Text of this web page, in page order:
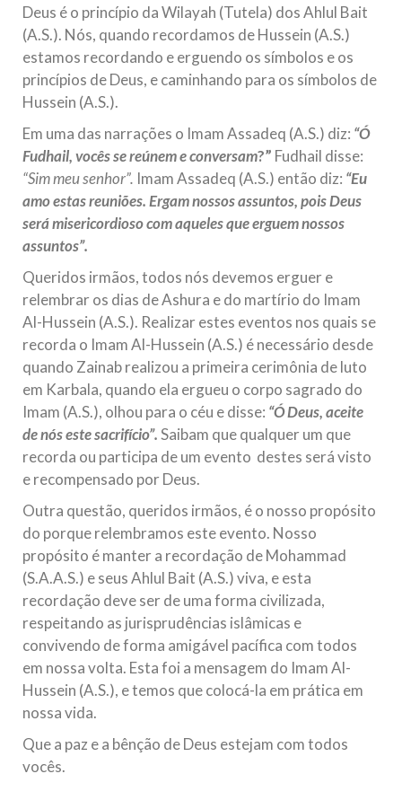
Deus é o princípio da Wilayah (Tutela) dos Ahlul Bait
(A.S.). Nós, quando recordamos de Hussein (A.S.)
estamos recordando e erguendo os símbolos e os
princípios de Deus, e caminhando para os símbolos de
Hussein (A.S.).
Em uma das narrações o Imam Assadeq (A.S.) diz: “Ó
Fudhail, vocês se reúnem e conversam?” Fudhail disse:
“Sim meu senhor”. Imam Assadeq (A.S.) então diz: “Eu
amo estas reuniões. Ergam nossos assuntos, pois Deus
será misericordioso com aqueles que erguem nossos
assuntos”.
Queridos irmãos, todos nós devemos erguer e
relembrar os dias de Ashura e do martírio do Imam
Al-Hussein (A.S.). Realizar estes eventos nos quais se
recorda o Imam Al-Hussein (A.S.) é necessário desde
quando Zainab realizou a primeira cerimônia de luto
em Karbala, quando ela ergueu o corpo sagrado do
Imam (A.S.), olhou para o céu e disse: “Ó Deus, aceite
de nós este sacrifício”.Saibam que qualquer um que
recorda ou participa de um evento destes será visto
e recompensado por Deus.
Outra questão, queridos irmãos, é o nosso propósito
do porque relembramos este evento. Nosso
propósito é manter a recordação de Mohammad
(S.A.A.S.) e seus Ahlul Bait (A.S.) viva, e esta
recordação deve ser de uma forma civilizada,
respeitando as jurisprudências islâmicas e
convivendo de forma amigável pacífica com todos
em nossa volta. Esta foi a mensagem do Imam Al-
Hussein (A.S.), e temos que colocá-la em prática em
nossa vida.
Que a paz e a bênção de Deus estejam com todos
vocês.